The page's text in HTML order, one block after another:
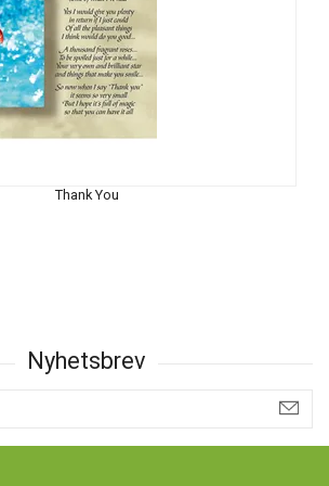
Thank You